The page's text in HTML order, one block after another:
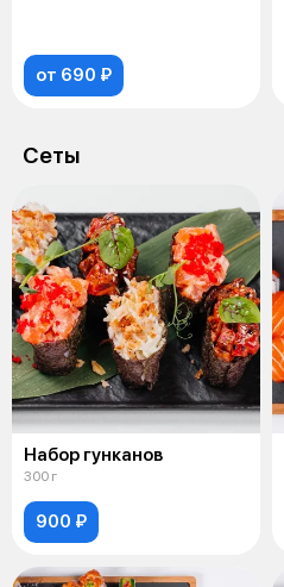
от 690 ₽
Сеты
Набор гунканов
300 г
900 ₽